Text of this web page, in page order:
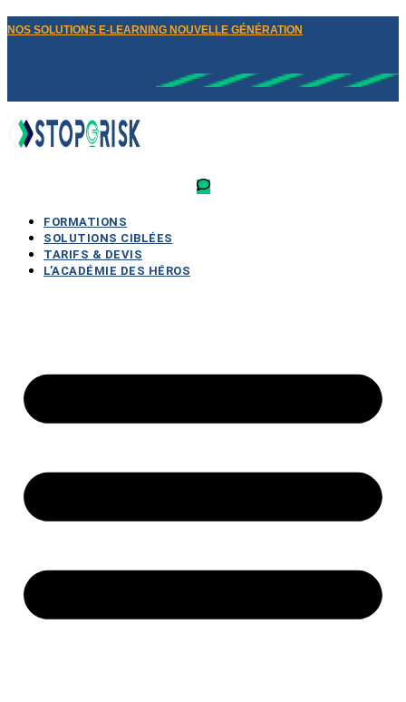
NOS SOLUTIONS E-LEARNING NOUVELLE GÉNÉRATION
FORMATIONS
SOLUTIONS CIBLÉES
TARIFS & DEVIS
L’ACADÉMIE DES HÉROS